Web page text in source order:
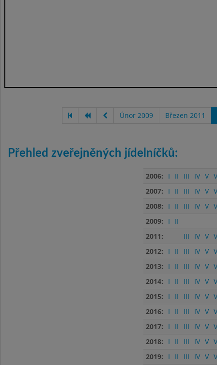
Únor 2009 Březen 2011
Přehled zveřejněných jídelníčků:
2006: I II III IV V
2007:
I II III IV V
2008:
I II III IV V
2009:
I
II
2011:
III IV V
2012:
I II III IV V
2013:
I II III IV V
2014:
I II III IV V
2015:
I II III IV V
2016:
I II III IV V
2017:
I II III IV V
2018:
I II III IV V
2019:
I II III IV V